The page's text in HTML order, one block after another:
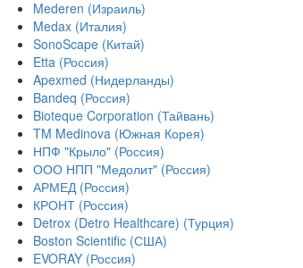
Mederen (Израиль)
Medax (Италия)
SonoScape (Китай)
Etta (Россия)
Apexmed (Нидерланды)
Bandeq (Россия)
Bioteque Corporation (Тайвань)
TM Medinova (Южная Корея)
НПФ "Крыло" (Россия)
ООО НПП "Медолит" (Россия)
АРМЕД (Россия)
КРОНТ (Россия)
Detrox (Detro Healthcare) (Турция)
Boston Scientific (США)
EVORAY (Россия)